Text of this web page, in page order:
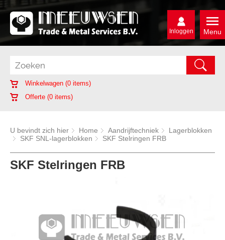
Menu
Inloggen
Winkelwagen (0 items)
Offerte (0 items)
U bevindt zich hier Home Aandrijftechniek
Lagerblokken
SKF SNL-lagerblokken
SKF Stelringen FRB
SKF Stelringen FRB